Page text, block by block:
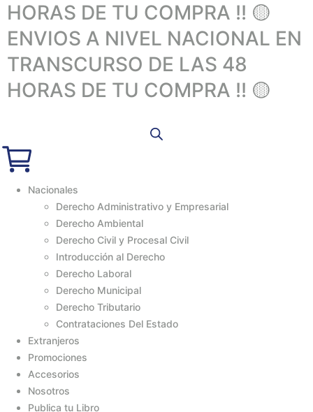
HORAS DE TU COMPRA !! 🟡
ENVIOS A NIVEL NACIONAL EN
TRANSCURSO DE LAS 48
HORAS DE TU COMPRA !! 🟡
Nacionales
Derecho Administrativo y Empresarial
Derecho Ambiental
Derecho Civil y Procesal Civil
Introducción al Derecho
Derecho Laboral
Derecho Municipal
Derecho Tributario
Contrataciones Del Estado
Extranjeros
Promociones
Accesorios
Nosotros
Publica tu Libro